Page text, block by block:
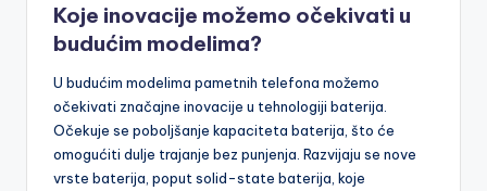
Koje inovacije možemo očekivati u
budućim modelima?
U budućim modelima pametnih telefona možemo
očekivati značajne inovacije u tehnologiji baterija.
Očekuje se poboljšanje kapaciteta baterija, što će
omogućiti dulje trajanje bez punjenja. Razvijaju se nove
vrste baterija, poput solid-state baterija, koje